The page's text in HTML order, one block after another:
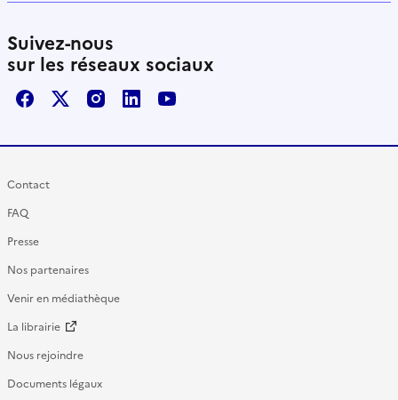
Suivez-nous
sur les réseaux sociaux
FacebookX / TwitterInstagram
LinkedInYoutube
Contact
FAQ
Presse
Nos partenaires
Venir en médiathèque
La librairie
Nous rejoindre
Documents légaux